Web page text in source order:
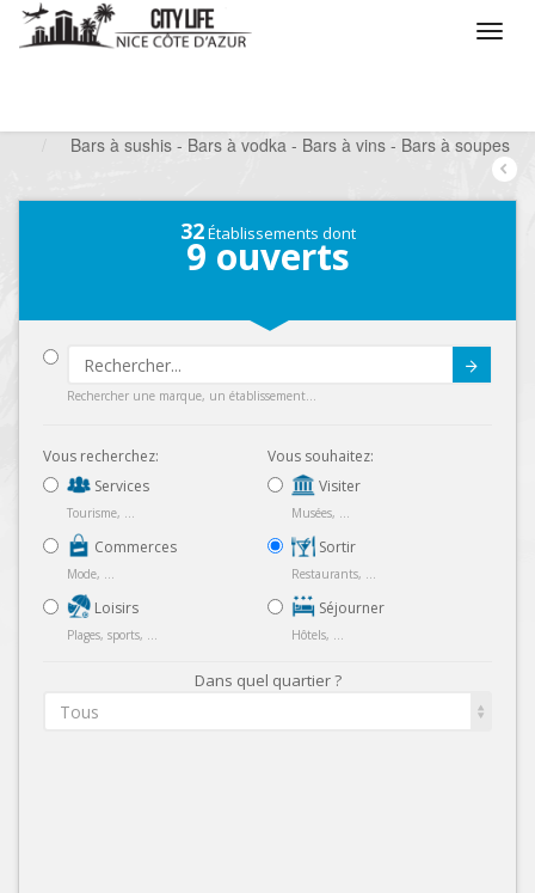
Bars à sushis - Bars à vodka - Bars à vins - Bars à soupes
32Établissements dont
9 ouverts
Rechercher une marque, un établissement...
Vous recherchez:
Services
Tourisme, ...
Commerces
Mode, ...
Loisirs
Plages, sports, ...
Vous souhaitez:
Visiter
Musées, ...
Sortir
Restaurants, ...
Séjourner
Hôtels, ...
Dans quel quartier ?
Tous